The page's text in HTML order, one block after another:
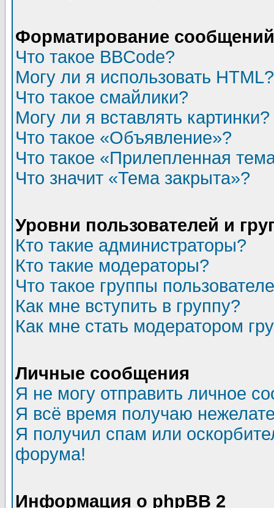
Форматирование
Что такое BBCode?
Могу ли я использовать HTML?
Что такое смайлики?
Могу ли я вставлять картинки?
Что такое «Объявление»?
Что такое «Прилепленная
Что значит «Тема закрыта»?
Уровни пользователей и
Кто такие администраторы?
Кто такие модераторы?
Что такое группы
Как мне вступить в группу?
Как мне стать модератором
Личные сообщения
Я не могу отправить личное
Я всё время получаю
Я получил спам или
форума!
Информация о phpBB 2